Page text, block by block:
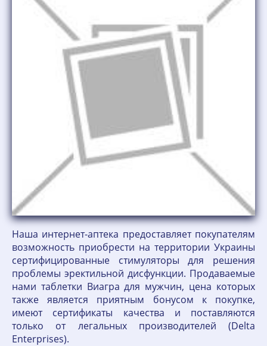
Наша интернет-аптека предоставляет покупателям
возможность приобрести на территории Украины
сертифицированные стимуляторы для решения
проблемы эректильной дисфункции. Продаваемые
нами таблетки Виагра для мужчин, цена которых
также является приятным бонусом к покупке,
имеют сертификаты качества и поставляются
только от легальных производителей (Delta
Enterprises).